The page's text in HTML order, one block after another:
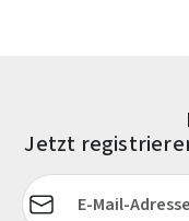
Jetzt
E-Mail-Adresse*